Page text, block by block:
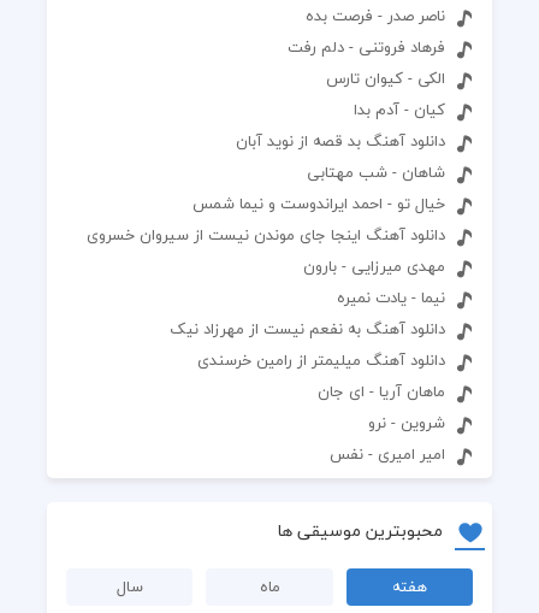
ناصر صدر - فرصت بده
فرهاد فروتنی - دلم رفت
الکی - کیوان تارس
کیان - آدم بدا
دانلود آهنگ بد قصه از نوید آبان
شاهان - شب مهتابی
خیال تو - احمد ایراندوست و نیما شمس
دانلود آهنگ اینجا جای موندن نیست از سیروان خسروی
مهدی میرزایی - بارون
نیما - یادت نمیره
دانلود آهنگ به نفعم نيست از مهرزاد نیک
دانلود آهنگ میلیمتر از رامین خرسندی
ماهان آریا - ای جان
شروین - نرو
امیر امیری - نفس
محبوبترین موسیقی ها
هفته ماه
سال